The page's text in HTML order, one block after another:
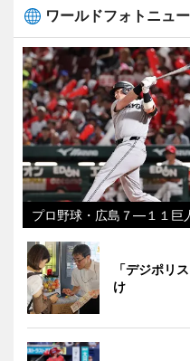
ワールドフォトニュ
プロ野球・広島７―１１巨
「デジポリ
け